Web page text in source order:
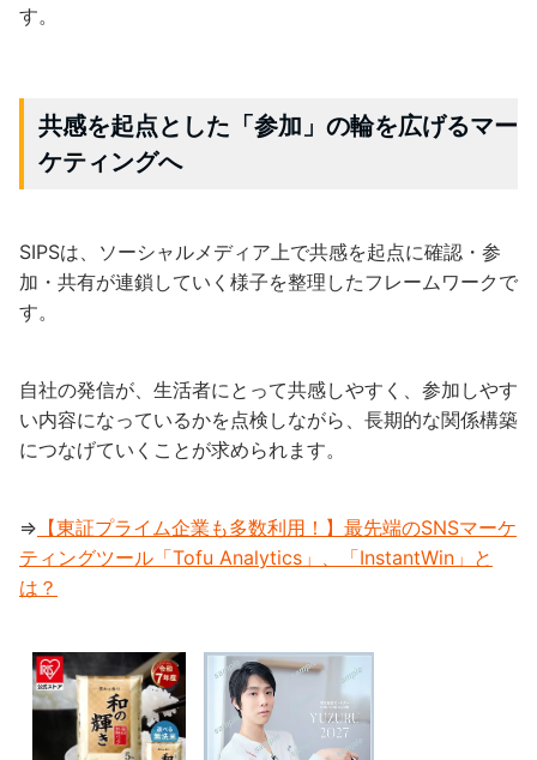
す。
共感を起点とした「参加」の輪を広げるマー
ケティングへ
SIPSは、ソーシャルメディア上で共感を起点に確認・参
加・共有が連鎖していく様子を整理したフレームワークで
す。
自社の発信が、生活者にとって共感しやすく、参加しやす
い内容になっているかを点検しながら、長期的な関係構築
につなげていくことが求められます。
⇒ 【東証プライム企業も多数利用！】最先端のSNSマーケ
ティングツール「Tofu Analytics」、「InstantWin」と
は？